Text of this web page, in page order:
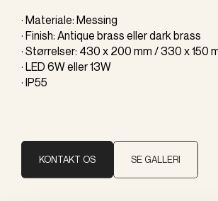
· Materiale: Messing
· Finish: Antique brass eller dark brass
· Størrelser: 430 x 200 mm / 330 x 150
· LED 6W eller 13W
· IP55
KONTAKT OS SE GALLERI